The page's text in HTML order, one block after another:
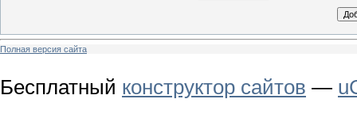
Полная версия сайта
Бесплатный конструктор сайтов —